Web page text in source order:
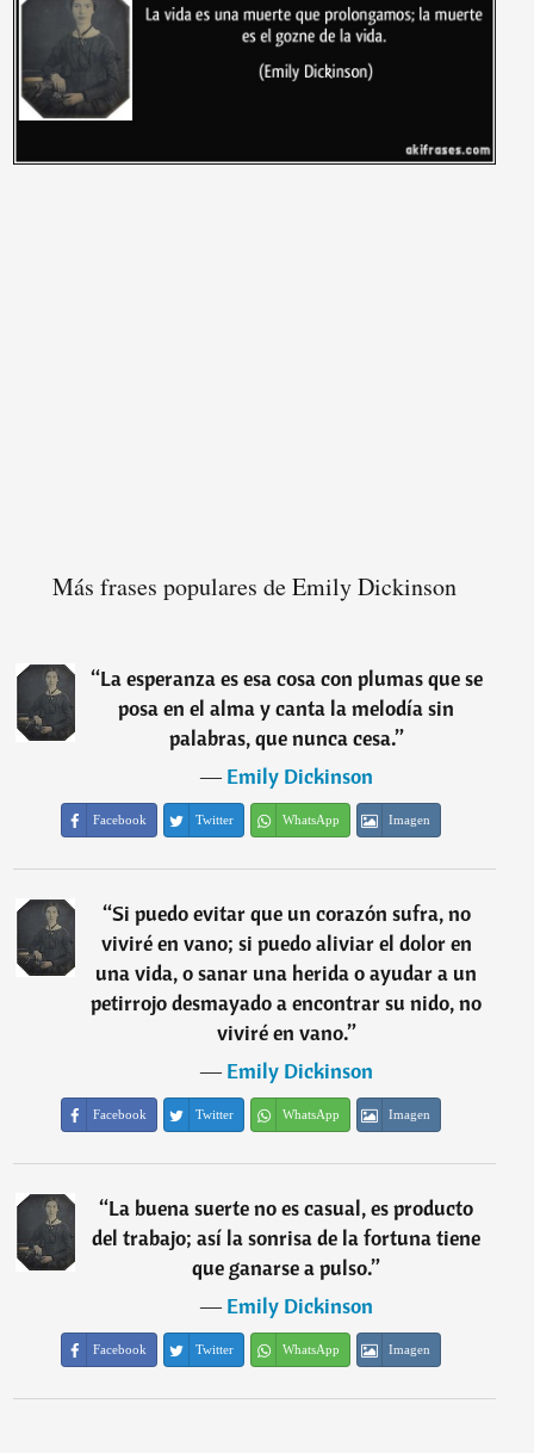
Más frases populares de Emily Dickinson
“La esperanza es esa cosa con plumas que se
posa en el alma y canta la melodía sin
palabras, que nunca cesa.”
―Emily Dickinson
Facebook Twitter WhatsApp Imagen
“Si puedo evitar que un corazón sufra, no
viviré en vano; si puedo aliviar el dolor en
una vida, o sanar una herida o ayudar a un
petirrojo desmayado a encontrar su nido, no
viviré en vano.”
―Emily Dickinson
Facebook Twitter WhatsApp Imagen
“La buena suerte no es casual, es producto
del trabajo; así la sonrisa de la fortuna tiene
que ganarse a pulso.”
―Emily Dickinson
Facebook Twitter WhatsApp Imagen